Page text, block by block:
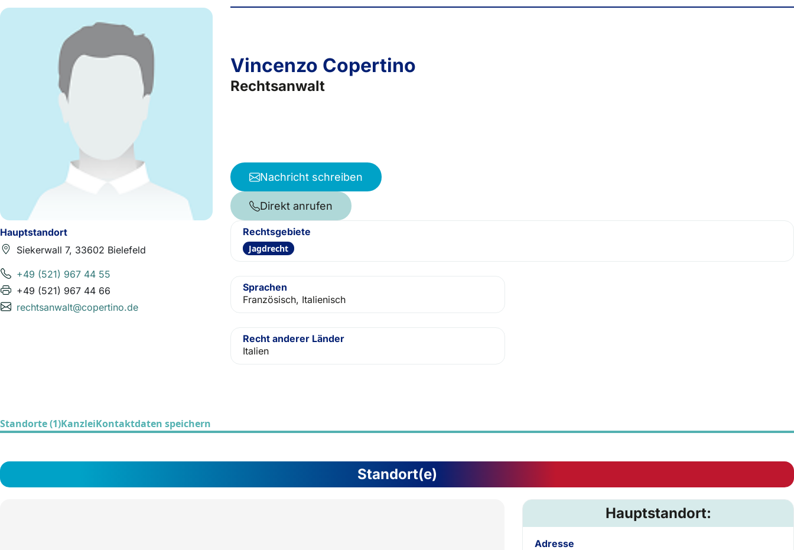
Hauptstandort
Siekerwall 7, 33602 Bielefeld
+49 (521) 967 44 55
+49 (521) 967 44 66
rechtsanwalt@copertino.de
Vincenzo Copertino
Rechtsanwalt
Nachricht schreiben
Direkt anrufen
Rechtsgebiete
Jagdrecht
Sprachen
Französisch, Italienisch
Recht anderer Länder
Italien
Standorte (1)KanzleiKontaktdaten speichern
Standort(e)
Hauptstandort:
Adresse